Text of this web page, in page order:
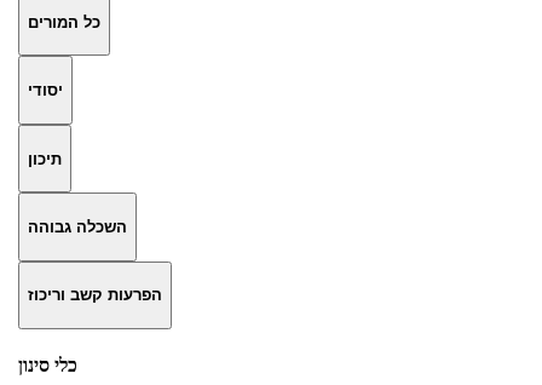
כל המורים
יסודי
תיכון
השכלה גבוהה
הפרעות קשב וריכוז
כלי סינון